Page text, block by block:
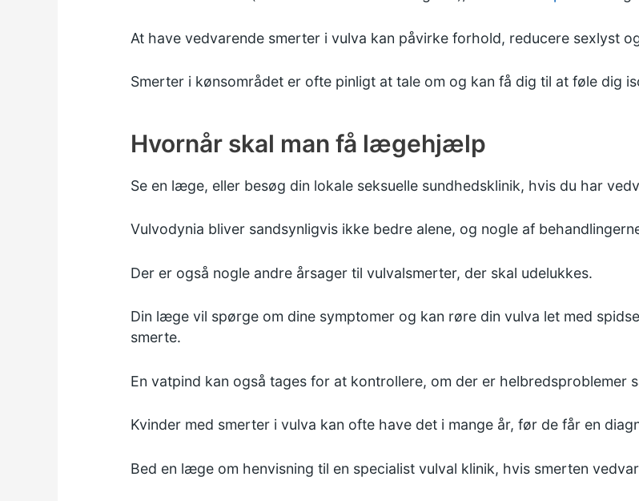
At have vedvarende smerter i vulva kan påvirke forhold, reducere sexlyst
Smerter i kønsområdet er ofte pinligt at tale om og kan få dig til at føle dig
Hvornår skal man få lægehjælp
Se en læge, eller besøg din lokale seksuelle sundhedsklinik, hvis du har
Vulvodynia bliver sandsynligvis ikke bedre alene, og nogle af
Der er også nogle andre årsager til vulvalsmerter, der skal udelukkes.
Din læge vil spørge om dine symptomer og kan røre din vulva let med
smerte.
En vatpind kan også tages for at kontrollere, om der er helbredsproblemer
Kvinder med smerter i vulva kan ofte have det i mange år, før de får en
Bed en læge om henvisning til en specialist vulval klinik, hvis smerten